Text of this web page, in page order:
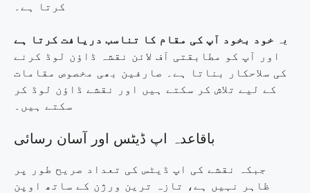
یہ خود بخود آپ کی مقام کا تناسب دریافت کرتا ہے
اور آپ کو مطابقتی آف لائن نقشہ ڈاؤن لوڈ کرنے
کی سلاحکار بناتا ہے۔ صارفین بھی مخصوص مقامات
کے لیے تلاش کر سکتے ہیں اور نقشے ڈاؤن لوڈ کر
سکتے ہیں۔
باقاعدہ اپ ڈیٹس اور آسان رسائی
جبکہ نقشے کی اپ ڈیٹس کی تعداد صریح طور پر
ظاہر نہیں ہے، تازہ ترین ورژن کے ساتھ اوپن